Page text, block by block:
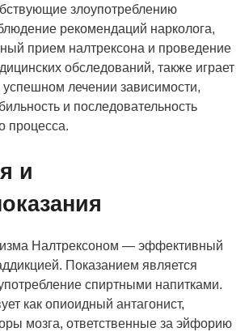
злоупотреблению
рекомендаций нарколога,
прием налтрексона и проведение
обследований, также играет
лечении зависимости,
и последовательность
процесса.
и
Налтрексоном — эффективный
Показанием является
спиртными напитками.
как опиоидный антагонист,
мозга, ответственные за эйфорию